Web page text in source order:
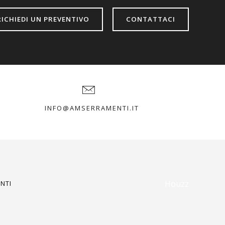
UN PREVENTIVO CONTATTACI
INFO@AMSERRAMENTI.IT